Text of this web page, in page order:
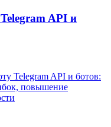
API и
Telegram API и ботов:
повышение